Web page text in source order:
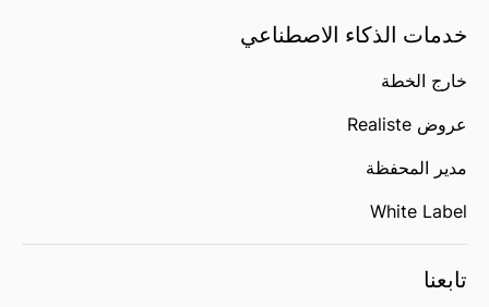
خدمات الذكاء الاصطناعي
خارج الخطة
عروض Realiste
مدير المحفظة
White Label
تابعنا